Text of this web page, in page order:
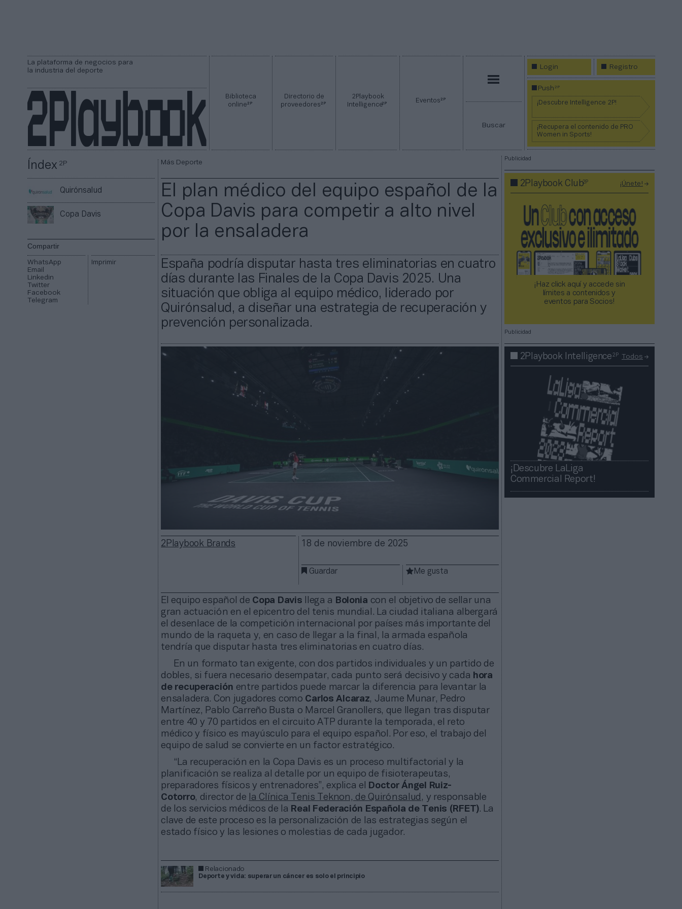
La plataforma de negocios para
la industria del deporte
Biblioteca
online2P
Directorio de
proveedores2P
2Playbook
Intelligence2P Eventos2P
Buscar
Login Registro
Push2P
¡Descubre Intelligence 2P!
¡Recupera el contenido de PRO
Women in Sports!
Índex2P
Quirónsalud
Copa Davis
Compartir
WhatsApp
Email
Linkedin
Twitter
Facebook
Telegram
Imprimir
Más Deporte
El plan médico del equipo español de la
Copa Davis para competir a alto nivel
por la ensaladera
España podría disputar hasta tres eliminatorias en cuatro
días durante las Finales de la Copa Davis 2025. Una
situación que obliga al equipo médico, liderado por
Quirónsalud, a diseñar una estrategia de recuperación y
prevención personalizada.
2Playbook Brands 18 de noviembre de 2025
Guardar Me gusta
El equipo español de Copa Davis llega a Bolonia con el objetivo de sellar una
gran actuación en el epicentro del tenis mundial. La ciudad italiana albergará
el desenlace de la competición internacional por países más importante del
mundo de la raqueta y, en caso de llegar a la final, la armada española
tendría que disputar hasta tres eliminatorias en cuatro días.
En un formato tan exigente, con dos partidos individuales y un partido de
dobles, si fuera necesario desempatar, cada punto será decisivo y cada hora
de recuperación entre partidos puede marcar la diferencia para levantar la
ensaladera. Con jugadores como Carlos Alcaraz, Jaume Munar, Pedro
Martínez, Pablo Carreño Busta o Marcel Granollers, que llegan tras disputar
entre 40 y 70 partidos en el circuito ATP durante la temporada, el reto
médico y físico es mayúsculo para el equipo español. Por eso, el trabajo del
equipo de salud se convierte en un factor estratégico.
“La recuperación en la Copa Davis es un proceso multifactorial y la
planificación se realiza al detalle por un equipo de fisioterapeutas,
preparadores físicos y entrenadores”, explica el
Doctor Ángel Ruiz-
Cotorro, director de la Clínica Tenis Teknon, de Quirónsalud , y responsable
de los servicios médicos de la Real Federación Española de Tenis (RFET). La
clave de este proceso es la personalización de las estrategias según el
estado físico y las lesiones o molestias de cada jugador.
Relacionado
Deporte y vida: superar un cáncer es solo el principio
Publicidad
2Playbook Club2P ¡Únete!
¡Haz click aquí y accede sin
límites a contenidos y
eventos para Socios!​​​​​​​
Publicidad
2Playbook Intelligence2P Todos
¡Descubre LaLiga
Commercial Report!​​